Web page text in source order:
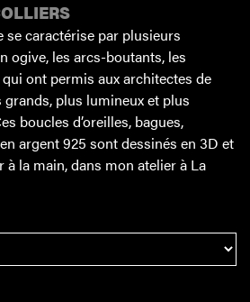
se caractérise par plusieurs
ogive, les arcs-boutants, les
ont permis aux architectes de
plus lumineux et plus
boucles d’oreilles, bagues,
argent 925 sont dessinés en 3D et
la main, dans mon atelier à La